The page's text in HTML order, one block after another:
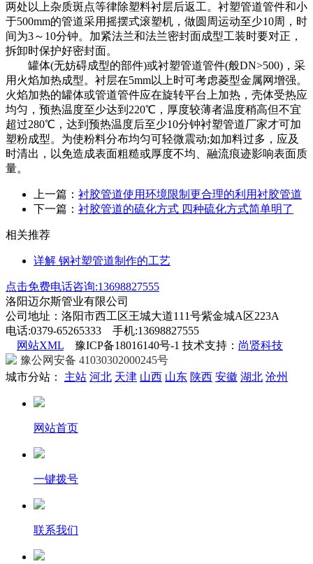
两处以上杂质斑点等律除塑料衬层后返工。衬塑管道管件和小
于500mm的管道采用摇摆式滚塑机，做圆周运动至少10周，时
间为3～10分钟。加紧法兰和法兰密封面成型工装时要对正，
拆卸时保护好密封面。
罐体(无妨碍成型的部件)或衬塑管道管件(般DN>500)，采
用火焰加热成型。衬层在5mm以上时可考虑菱型金属网增强。
火焰加热的罐体或管道管件应在旋转平台上加热，壳体受热应
均匀，预热温度至少达到220℃，厚度较薄者温度稍高但不宜
超过280℃，达到预热温度后至少10分钟衬塑管道厂家才可加
塑粉成型。为使粉料分布均匀可轻微震动;如加料过多，应及
时清出，以免造成表面粗糙或厚度不均、融流痕迹影响表面质
量。
上一篇： 衬胶管道使用环境限制更合理的利用衬胶管道
下一篇： 衬胶管道的硫化方式 四种硫化方式简单明了
相关推荐
详解 钢衬塑管道制作的工艺
点击免费电话咨询:13698827555
洛阳迈尔斯管业有限公司
公司地址：洛阳市西工区王城大道111号紫金城A区223A
电话:0379-65265333 手机:13698827555
网站XML 豫ICP备18016140号-1 技术支持： 尚贤科技
豫公网安备 41030302000245号
城市分站：
主站 河北 天津 山西 山东 陕西 安徽 湖北 沧州
网站首页
一键拨号
联系我们